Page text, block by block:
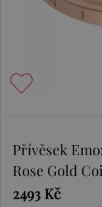
Přívěsek
Rose Gold
2493 Kč